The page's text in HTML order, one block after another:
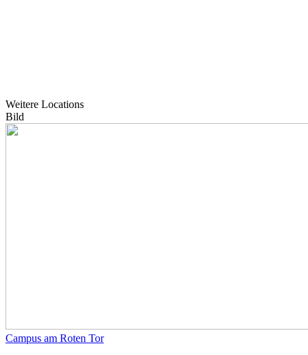
Weitere Locations
Bild
Campus am Roten Tor